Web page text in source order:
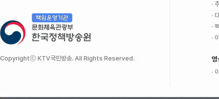
Copyrightⓒ KTV국민방송. All Rights Reserved. 영